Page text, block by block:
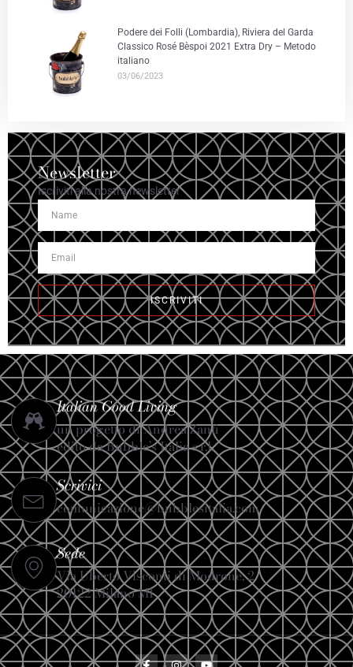
Podere dei Folli (Lombardia), Riviera del Garda
Classico Rosé Bèspoi 2021 Extra Dry – Metodo
italiano
03/06/2023
Newsletter
Iscriviti alla nostra newsletter
ISCRIVITI
Italian Good Living
un progetto di Andrea Zanfi
edito da Bubble’s Italia s.r.l.
Scrivici
comunicazione@bubblesitalia.com
Sede
Via Uberto Visconti di Modrone, 2
20122 Milano MI